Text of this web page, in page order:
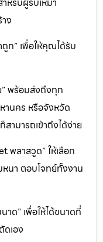
ง
ก” เพื่อให้คุณได้รับ
พร้อมส่งถึงทุก
านคร หรือจังหวัด
ามารถเข้าถึงได้ง่าย
พลาสวูด” ให้เลือก
นา ตอบโจทย์ทั้งงาน
ด” เพื่อให้ได้ขนาดที่
ดเอง